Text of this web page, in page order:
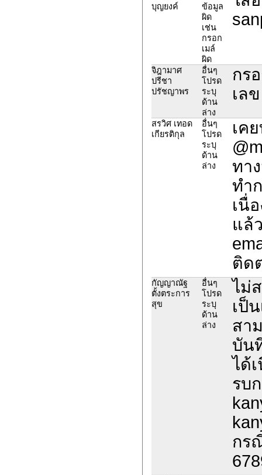
บุญยงค์
ข้อมูล
ผิด
เช่น
กรอก
เมล์
ผิด
จิฎามาศ
ปรีชา
ปรัชญาพร
อื่นๆ
โปรด
ระบุ
ด้าน
ล่าง
กร
เล
สรวิศ เทอด
เกียรติกุล
อื่นๆ
โปรด
ระบุ
ด้าน
ล่าง
เค
ทา
ทำ
เนื่
แล้
ติด
กัญญาณัฐ
ตั้งตระการ
สุข
อื่นๆ
โปรด
ระบุ
ด้าน
ล่าง
ไม่
เป็
สา
บัน
ได้
รบ
กร